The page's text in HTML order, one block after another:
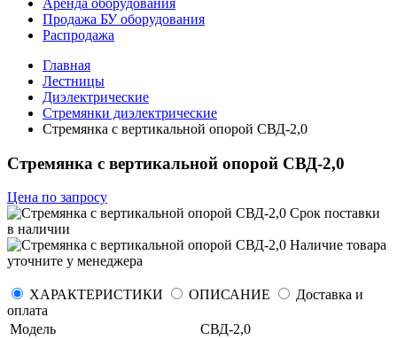
Аренда оборудования
Продажа БУ оборудования
Распродажа
Главная
Лестницы
Диэлектрические
Стремянки диэлектрические
Стремянка с вертикальной опорой СВД-2,0
Стремянка с вертикальной опорой СВД-2,0
Цена по запросу
Срок поставки
в наличии
Наличие товара
уточните у менеджера
ХАРАКТЕРИСТИКИ ОПИСАНИЕ
Доставка и
оплата
Модель
СВД-2,0